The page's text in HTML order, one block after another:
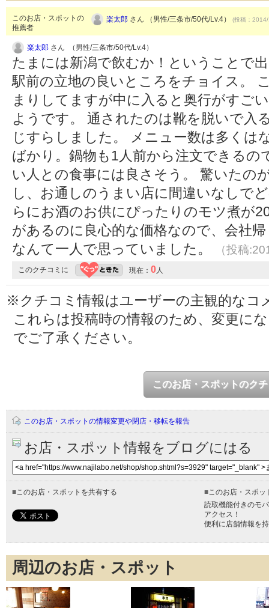
このお店・スポットの
推薦者
楽太郎 さん （男性/三条市/50代/Lv.4） (投稿：
楽太郎 さん （男性/三条市/50代/Lv.4）
たまには新潟で飲むか！ということで
駅前の立地の良いところをチョイス。
まりしてますが中に入ると奥行がすご
ようです。 通されたのは靴を脱いで入
じすらしました。 メニュー数は多くは
ばかり。鍋物も1人前から注文できるの
い人との食事には良さそう。 驚いたの
し、お通しのうまい店に間違いなしで
らにお酒のお供にぴったりのモツ煮が
があるのに良心的な価格なので、会社
なんて一人で思っていました。
（投稿
このクチコミに 現在： 0人
※クチコミ情報はユーザーの主観的なコ
これらは投稿時の情報のため、変更に
でご了承ください。
このお店・スポットのク
このお店・スポットの情報変更や閉店・移転を報告
お店・スポット情報をブログにはる
■このお店・スポットを共有する ■このお店・スポッ
読取機能付きのモ
アクセス！
便利に店舗情報を
周辺のお店・スポット